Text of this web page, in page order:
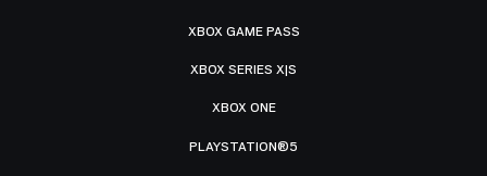
XBOX GAME PASS
XBOX SERIES X|S
XBOX ONE
PLAYSTATION®5